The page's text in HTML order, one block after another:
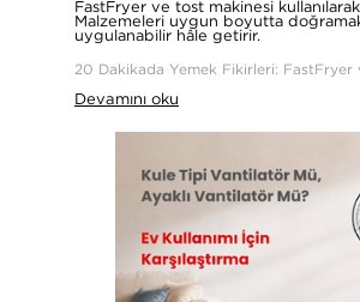
FastFryer ve tost makinesi
Malzemeleri uygun boyutta doğramak,
uygulanabilir hâle getirir.
20 Dakikada Yemek Fikirleri: FastFryer
Devamını oku